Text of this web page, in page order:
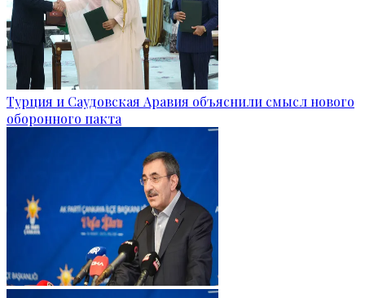
Турция и Саудовская Аравия объяснили смысл нового
оборонного пакта